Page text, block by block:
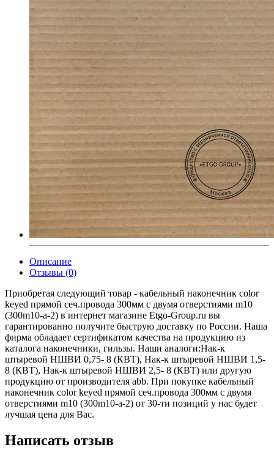
Описание
Отзывы (0)
Приобретая следующий товар - кабельный наконечник color
keyed прямой сеч.провода 300мм с двумя отверстиями m10
(300m10-a-2) в интернет магазине Etgo-Group.ru вы
гарантированно получите быструю доставку по России. Наша
фирма обладает сертификатом качества на продукцию из
каталога наконечники, гильзы. Наши аналоги:Нак-к
штыревой НШВИ 0,75- 8 (КВТ), Нак-к штыревой НШВИ 1,5-
8 (КВТ), Нак-к штыревой НШВИ 2,5- 8 (КВТ) или другую
продукцию от производителя abb. При покупке кабельный
наконечник color keyed прямой сеч.провода 300мм с двумя
отверстиями m10 (300m10-a-2) от 30-ти позиций у нас будет
лучшая цена для Вас.
Написать отзыв